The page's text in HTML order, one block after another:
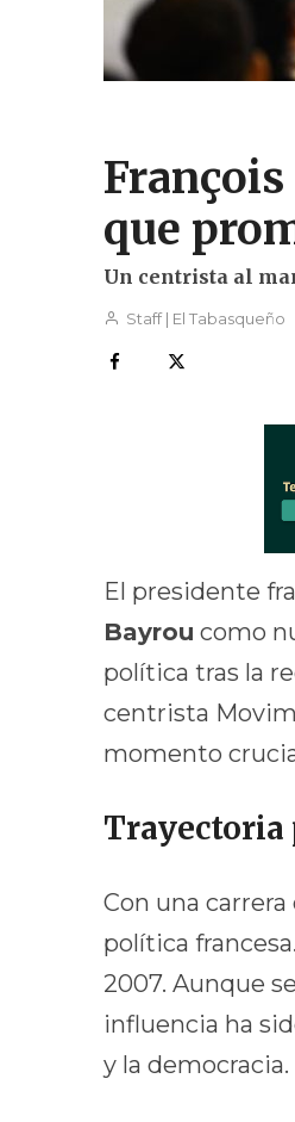
que
Un centrista al
Staff | El Tabasqueño
El presidente
Bayrou como
política tras la
centrista
momento
Trayectoria
Con una carrera
política
2007. Aunque
influencia ha
y la democracia.